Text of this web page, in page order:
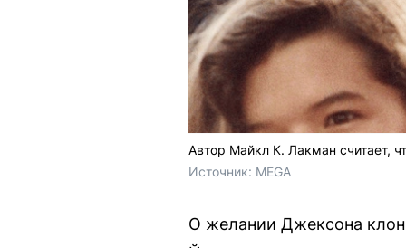
Автор Майкл К. Лакман считает,
Источник: MEGA
О желании Джексона